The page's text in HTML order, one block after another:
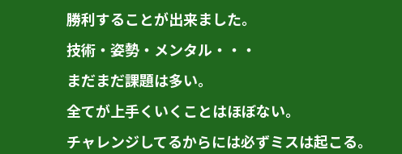
勝利することが出来ました。
技術・姿勢・メンタル・・・
まだまだ課題は多い。
全てが上手くいくことはほぼない。
チャレンジしてるからには必ずミスは起こる。